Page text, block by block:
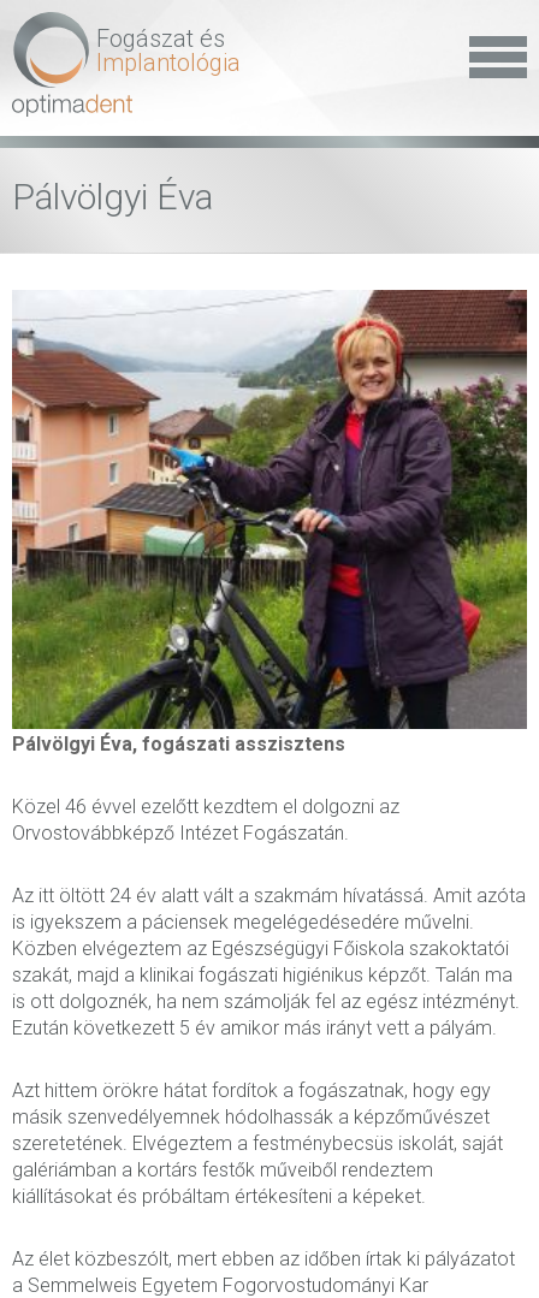
Fogászat és
Implantológia
Pálvölgyi Éva
Pálvölgyi Éva, fogászati asszisztens
Közel 46 évvel ezelőtt kezdtem el dolgozni az
Orvostovábbképző Intézet Fogászatán.
Az itt öltött 24 év alatt vált a szakmám hívatássá. Amit azóta
is igyekszem a páciensek megelégedésedére művelni.
Közben elvégeztem az Egészségügyi Főiskola szakoktatói
szakát, majd a klinikai fogászati higiénikus képzőt. Talán ma
is ott dolgoznék, ha nem számolják fel az egész intézményt.
Ezután következett 5 év amikor más irányt vett a pályám.
Azt hittem örökre hátat fordítok a fogászatnak, hogy egy
másik szenvedélyemnek hódolhassák a képzőművészet
szeretetének. Elvégeztem a festménybecsüs iskolát, saját
galériámban a kortárs festők műveiből rendeztem
kiállításokat és próbáltam értékesíteni a képeket.
Az élet közbeszólt, mert ebben az időben írtak ki pályázatot
a Semmelweis Egyetem Fogorvostudományi Kar